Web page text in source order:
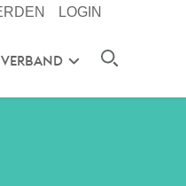
LOGIN
VERBAND